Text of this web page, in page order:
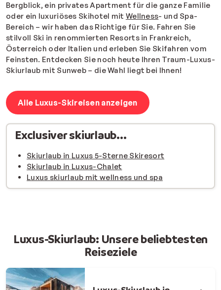
Bergblick, ein privates Apartment für die ganze Familie
oder ein luxuriöses Skihotel mit Wellness- und Spa-
Bereich – wir haben das Richtige für Sie. Fahren Sie
stilvoll Ski in renommierten Resorts in Frankreich,
Österreich oder Italien und erleben Sie Skifahren vom
Feinsten. Entdecken Sie noch heute Ihren Traum-Luxus-
Skiurlaub mit Sunweb – die Wahl liegt bei Ihnen!
Alle Luxus-Skireisen anzeigen
Exclusiver skiurlaub...
Skiurlaub in Luxus 5-Sterne Skiresort
Skiurlaub in Luxus-Chalet
Luxus skiurlaub mit wellness und spa
Luxus-Skiurlaub: Unsere beliebtesten
Reiseziele